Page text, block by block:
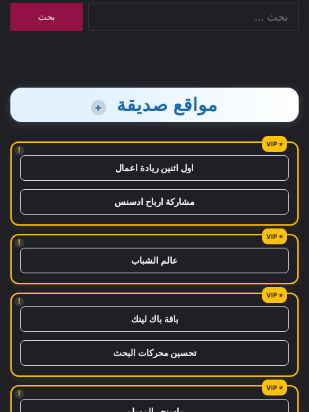
مواقع صديقة +
!
اول اثنين ريادة اعمال
مشاركة ارباح ادسنس
!
عالم الشباب
!
باقة باك لينك
تحسين محركات البحث
!